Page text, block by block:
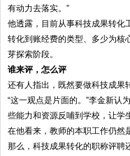
有动力去落实。”
他透露，目前从事科技成果转化
转化到账经费的类型、多少为核
芽探索阶段。
谁来评，怎么评
还有人指出，既然要做科技成果
“这一观点是片面的。”李金新认
些能力和资源反哺到学校，让学
在他看来，教师的本职工作仍然
那么，科技成果转化的职称评聘